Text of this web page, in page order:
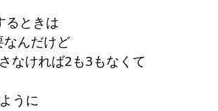
るときは
なんだけど
なければ2も3もなくて
うに